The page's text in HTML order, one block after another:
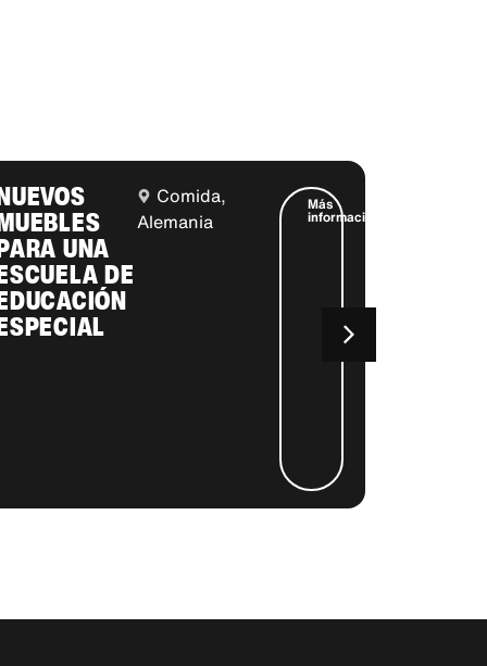
UNA
DE
Comida,
Alemania
Más
información